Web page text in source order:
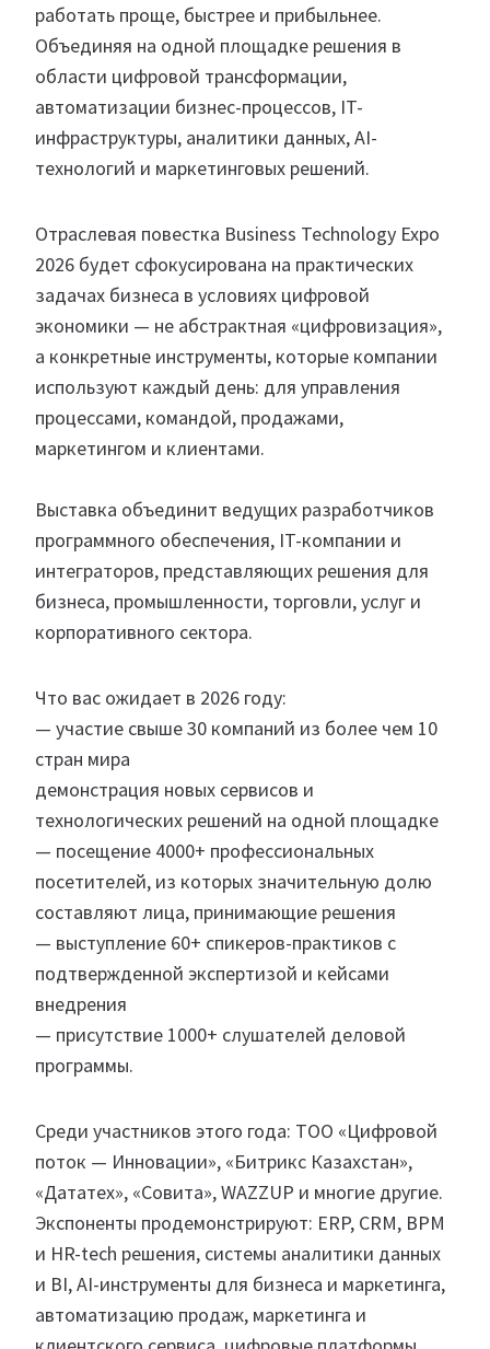
работать проще, быстрее и прибыльнее.
Объединяя на одной площадке решения в
области цифровой трансформации,
автоматизации бизнес-процессов, IT-
инфраструктуры, аналитики данных, AI-
технологий и маркетинговых решений.
Отраслевая повестка Business Technology Expo
2026 будет сфокусирована на практических
задачах бизнеса в условиях цифровой
экономики — не абстрактная «цифровизация»,
а конкретные инструменты, которые компании
используют каждый день: для управления
процессами, командой, продажами,
маркетингом и клиентами.
Выставка объединит ведущих разработчиков
программного обеспечения, IT-компании и
интеграторов, представляющих решения для
бизнеса, промышленности, торговли, услуг и
корпоративного сектора.
Что вас ожидает в 2026 году:
— участие свыше 30 компаний из более чем 10
стран мира
демонстрация новых сервисов и
технологических решений на одной площадке
— посещение 4000+ профессиональных
посетителей, из которых значительную долю
составляют лица, принимающие решения
— выступление 60+ спикеров-практиков с
подтвержденной экспертизой и кейсами
внедрения
— присутствие 1000+ слушателей деловой
программы.
Среди участников этого года: ТОО «Цифровой
поток — Инновации», «Битрикс Казахстан»,
«Дататех», «Совита», WAZZUP и многие другие.
Экспоненты продемонстрируют: ERP, CRM, BPM
и HR-tech решения, системы аналитики данных
и BI, AI-инструменты для бизнеса и маркетинга,
автоматизацию продаж, маркетинга и